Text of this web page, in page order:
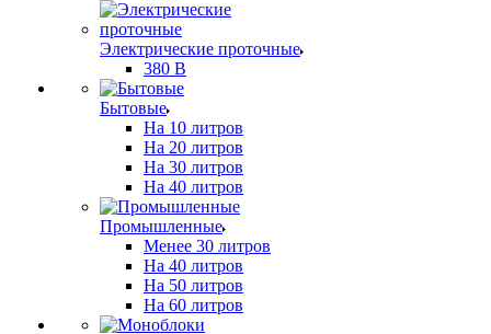
Электрические проточные
380 В
Бытовые
На 10 литров
На 20 литров
На 30 литров
На 40 литров
Промышленные
Менее 30 литров
На 40 литров
На 50 литров
На 60 литров